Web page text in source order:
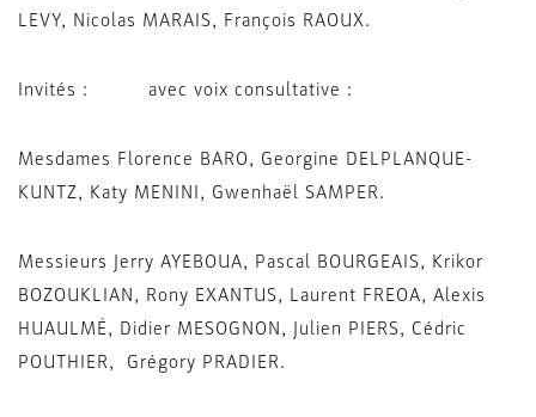
LEVY, Nicolas MARAIS, François RAOUX.
Invités : avec voix consultative :
Mesdames Florence BARO, Georgine DELPLANQUE-
KUNTZ, Katy MENINI, Gwenhaël SAMPER.
Messieurs Jerry AYEBOUA, Pascal BOURGEAIS, Krikor
BOZOUKLIAN, Rony EXANTUS, Laurent FREOA, Alexis
HUAULMÉ, Didier MESOGNON, Julien PIERS, Cédric
POUTHIER, Grégory PRADIER.